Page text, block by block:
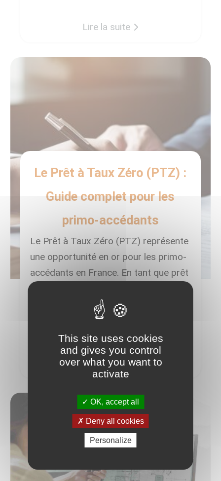
détaillons les taxes essentielles à
Lire la suite
Le Prêt à Taux Zéro (PTZ) :
Guide complet pour les
primo-accédants
Le Prêt à Taux Zéro (PTZ) représente
une opportunité en or pour les primo-
accédants en France. En tant que prêt
sans intérêt soutenu par l’État, il
facilite considérablement l’accession
à la propriété. Alors que la fin de ce
dispositif est annoncée pour le 31
mars 2024, il est crucial de
comprendre en détail ce prêt, […]
Lire la suite
This site uses cookies
and gives you control
over what you want to
activate
OK, accept all
Deny all cookies
Personalize